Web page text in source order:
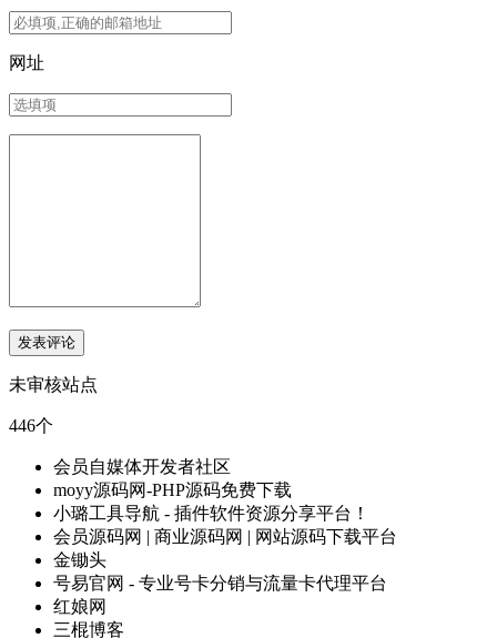
网址
未审核站点
446个
会员自媒体开发者社区
moyy源码网-PHP源码免费下载
小璐工具导航 - 插件软件资源分享平台！
会员源码网 | 商业源码网 | 网站源码下载平台
金锄头
号易官网 - 专业号卡分销与流量卡代理平台
红娘网
三棍博客